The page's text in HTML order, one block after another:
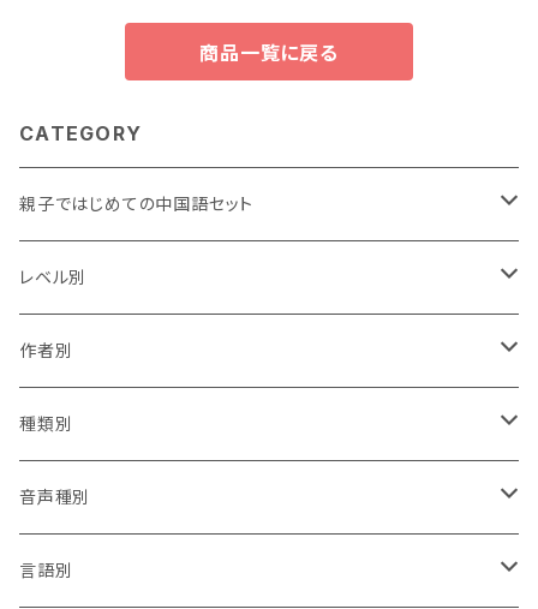
商品一覧に戻る
CATEGORY
親子ではじめての中国語セット
0から学ぶセット
初心者さんセット
レベル別
★
★★
★★★
★★★★
作者別
賴馬
陳致元
李瑾倫
種類別
辞典
絵本
音声種別
CD付
言語別